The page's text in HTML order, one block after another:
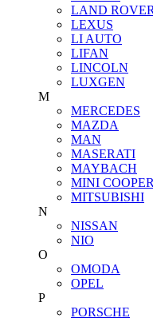
LAND ROVER
LEXUS
LI AUTO
LIFAN
LINCOLN
LUXGEN
M
MERCEDES
MAZDA
MAN
MASERATI
MAYBACH
MINI COOPER
MITSUBISHI
N
NISSAN
NIO
O
OMODA
OPEL
P
PORSCHE